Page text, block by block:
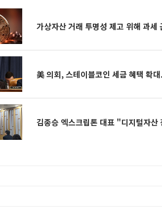
가상자산 거래 투명성 제고 위해 과세
美 의회, 스테이블코인 세금 혜택 확
김종승 엑스크립톤 대표 "디지털자